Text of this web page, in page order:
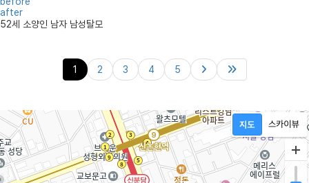
after
52세 소양인 남자 남성탈모
1 2 3 4 5